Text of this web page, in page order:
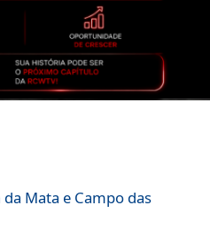
Mata e Campo das